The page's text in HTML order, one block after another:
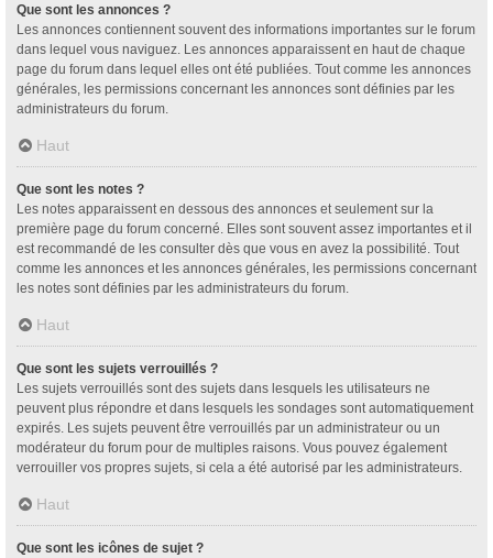
Que sont les annonces ?
Les annonces contiennent souvent des informations importantes sur le forum
dans lequel vous naviguez. Les annonces apparaissent en haut de chaque
page du forum dans lequel elles ont été publiées. Tout comme les annonces
générales, les permissions concernant les annonces sont définies par les
administrateurs du forum.
Haut
Que sont les notes ?
Les notes apparaissent en dessous des annonces et seulement sur la
première page du forum concerné. Elles sont souvent assez importantes et il
est recommandé de les consulter dès que vous en avez la possibilité. Tout
comme les annonces et les annonces générales, les permissions concernant
les notes sont définies par les administrateurs du forum.
Haut
Que sont les sujets verrouillés ?
Les sujets verrouillés sont des sujets dans lesquels les utilisateurs ne
peuvent plus répondre et dans lesquels les sondages sont automatiquement
expirés. Les sujets peuvent être verrouillés par un administrateur ou un
modérateur du forum pour de multiples raisons. Vous pouvez également
verrouiller vos propres sujets, si cela a été autorisé par les administrateurs.
Haut
Que sont les icônes de sujet ?